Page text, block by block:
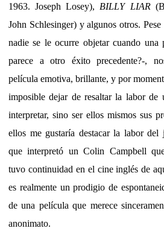
1963. Joseph Losey), BILLY LIAR
John Schlesinger) y algunos otros.
nadie se le ocurre objetar cuando una
parece a otro éxito precedente?-,
película emotiva, brillante, y por
imposible dejar de resaltar la labor de
interpretar, sino ser ellos mismos sus
ellos me gustaría destacar la labor del
que interpretó un Colin Campbell
tuvo continuidad en el cine inglés de
es realmente un prodigio de
de una película que merece
anonimato.